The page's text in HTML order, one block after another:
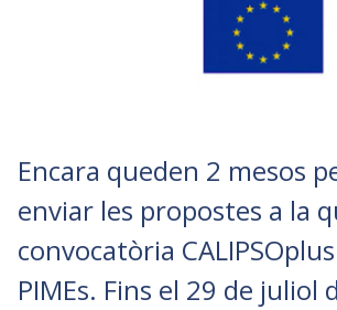
Encara queden 2 mesos
enviar les propostes a la
convocatòria
PIMEs. Fins el 29 de juliol